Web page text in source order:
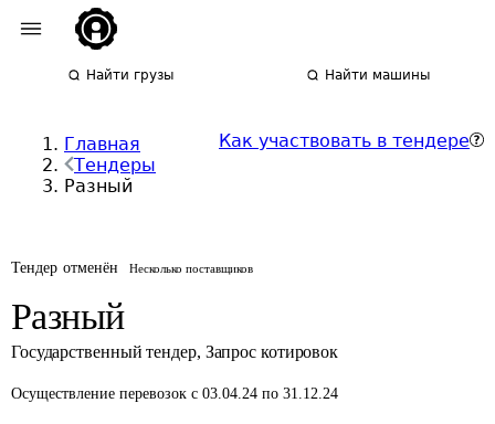
Найти грузы Найти машины
Главная
Тендеры
Разный
Как участвовать в тендере
Тендер отменён Несколько поставщиков
Разный
Государственный тендер, Запрос котировок
Осуществление перевозок с 03.04.24 по 31.12.24